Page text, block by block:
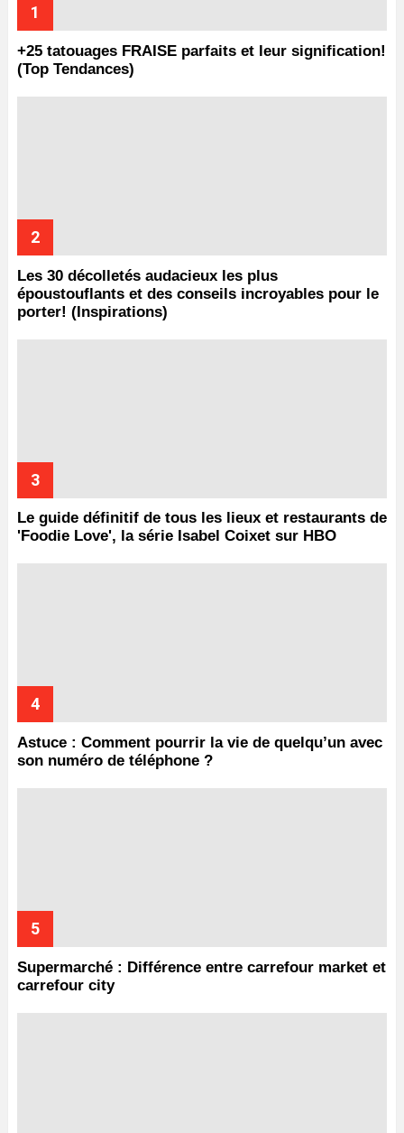
+25 tatouages ​​FRAISE parfaits et leur signification!
(Top Tendances)
Les 30 décolletés audacieux les plus
époustouflants et des conseils incroyables pour le
porter! (Inspirations)
Le guide définitif de tous les lieux et restaurants de
'Foodie Love', la série Isabel Coixet sur HBO
Astuce : Comment pourrir la vie de quelqu’un avec
son numéro de téléphone ?
Supermarché : Différence entre carrefour market et
carrefour city